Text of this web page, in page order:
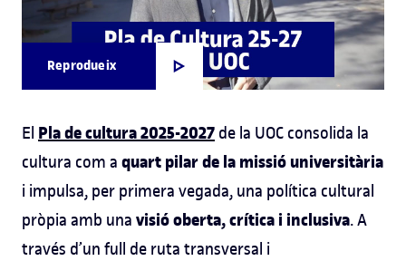
Reprodueix
El Pla de cultura 2025-2027 de la UOC consolida la
cultura com a quart pilar de la missió universitària
i impulsa, per primera vegada, una política cultural
pròpia amb una visió oberta, crítica i inclusiva. A
través d’un full de ruta transversal i